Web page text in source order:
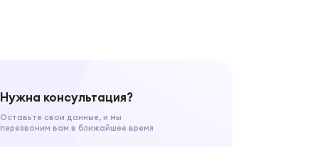
Нужна консультация?
Оставьте свои данные, и мы
перезвоним вам в ближайшее время